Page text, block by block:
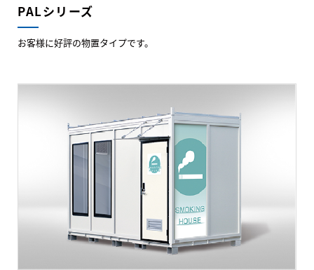
PALシリーズ
お客様に好評の物置タイプです。